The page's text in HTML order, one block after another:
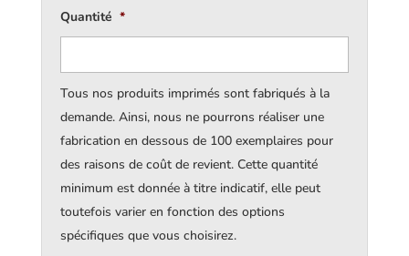
Quantité *
Tous nos produits imprimés sont fabriqués à la
demande. Ainsi, nous ne pourrons réaliser une
fabrication en dessous de 100 exemplaires pour
des raisons de coût de revient. Cette quantité
minimum est donnée à titre indicatif, elle peut
toutefois varier en fonction des options
spécifiques que vous choisirez.